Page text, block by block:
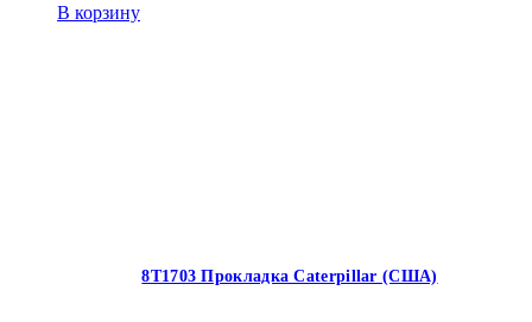
В корзину
8T1703 Прокладка Caterpillar (США)